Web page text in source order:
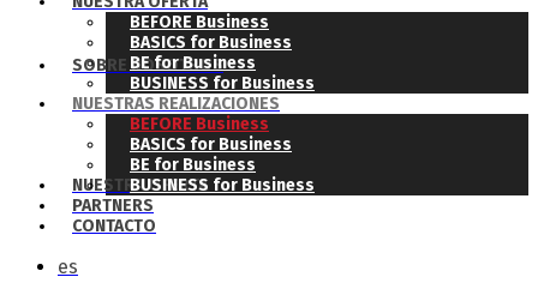
SOBRE NOSOTROS
NUESTRA OFERTA
BEFORE Business
BASICS for Business
BE for Business
BUSINESS for Business
NUESTRAS REALIZACIONES
BEFORE Business
BASICS for Business
BE for Business
BUSINESS for Business
PARTNERS
CONTACTO
es